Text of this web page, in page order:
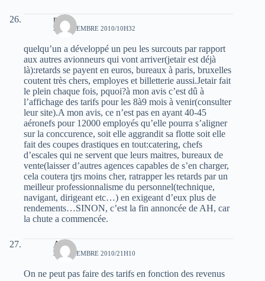
moh
27 NOVEMBRE 2010/10H32
quelqu’un a développé un peu les surcouts par rapport
aux autres avionneurs qui vont arriver(jetair est déjà
là):retards se payent en euros, bureaux à paris, bruxelles
coutent très chers, employes et billetterie aussi.Jetair fait
le plein chaque fois, pquoi?à mon avis c’est dû à
l’affichage des tarifs pour les 8à9 mois à venir(consulter
leur site).A mon avis, ce n’est pas en ayant 40-45
aéronefs pour 12000 employés qu’elle pourra s’aligner
sur la conccurence, soit elle aggrandit sa flotte soit elle
fait des coupes drastiques en tout:catering, chefs
d’escales qui ne servent que leurs maitres, bureaux de
vente(laisser d’autres agences capables de s’en charger,
cela coutera tjrs moins cher, ratrapper les retards par un
meilleur professionnalisme du personnel(technique,
navigant, dirigeant etc…) en exigeant d’eux plus de
rendements…SINON, c’est la fin annoncée de AH, car
la chute a commencée.
Akli
27 NOVEMBRE 2010/21H10
On ne peut pas faire des tarifs en fonction des revenus